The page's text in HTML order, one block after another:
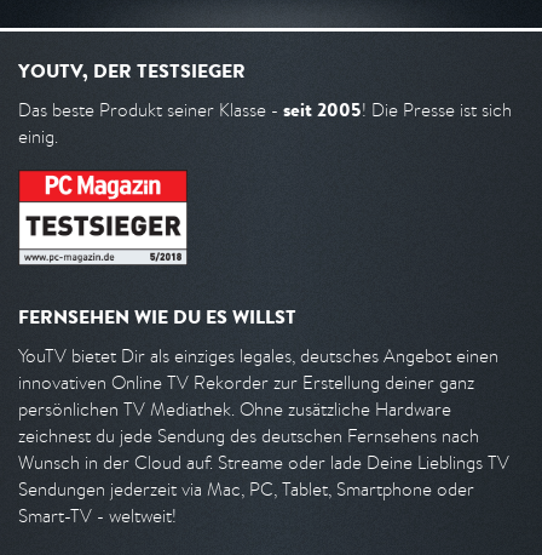
YOUTV, DER TESTSIEGER
Das beste Produkt seiner Klasse - seit 2005! Die Presse ist sich
einig.
FERNSEHEN WIE DU ES WILLST
YouTV bietet Dir als einziges legales, deutsches Angebot einen
innovativen Online TV Rekorder zur Erstellung deiner ganz
persönlichen TV Mediathek. Ohne zusätzliche Hardware
zeichnest du jede Sendung des deutschen Fernsehens nach
Wunsch in der Cloud auf. Streame oder lade Deine Lieblings TV
Sendungen jederzeit via Mac, PC, Tablet, Smartphone oder
Smart-TV - weltweit!